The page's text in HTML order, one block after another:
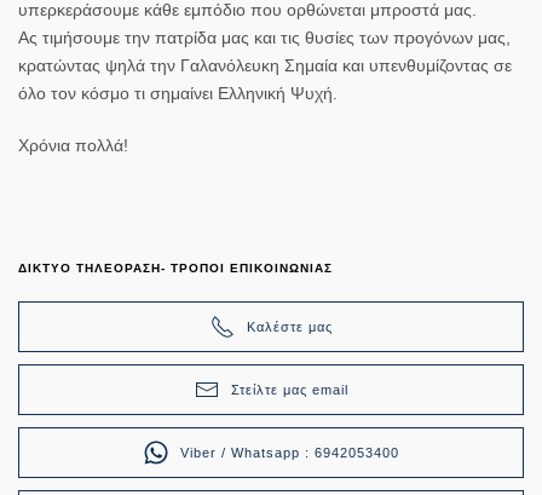
υπερκεράσουμε κάθε εμπόδιο που ορθώνεται μπροστά μας.
Ας τιμήσουμε την πατρίδα μας και τις θυσίες των προγόνων μας,
κρατώντας ψηλά την Γαλανόλευκη Σημαία και υπενθυμίζοντας σε
όλο τον κόσμο τι σημαίνει Ελληνική Ψυχή.
Χρόνια πολλά!
ΔΙΚΤΥΟ ΤΗΛΕΟΡΑΣΗ- ΤΡΟΠΟΙ ΕΠΙΚΟΙΝΩΝΙΑΣ
Καλέστε μας
Στείλτε μας email
Viber / Whatsapp : 6942053400